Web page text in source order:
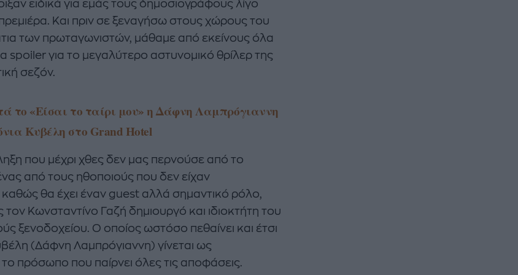
ειδικά για εμάς τους δημοσιογράφους λίγο
Και πριν σε ξεναγήσω στους χώρους του
των πρωταγωνιστών, μάθαμε από εκείνους όλα
spoiler για το μεγαλύτερο αστυνομικό θρίλερ της
σεζόν.
το «Είσαι το ταίρι μου» η Δάφνη Λαμπρόγιαννη
Κυβέλη στο Grand Hotel
που μέχρι χθες δεν μας περνούσε από το
από τους ηθοποιούς που δεν είχαν
καθώς θα έχει έναν guest αλλά σημαντικό ρόλο,
Κωνσταντίνο Γαζή δημιουργό και ιδιοκτήτη του
ξενοδοχείου. Ο οποίος ωστόσο πεθαίνει και έτσι
(Δάφνη Λαμπρόγιαννη) γίνεται ως
πρόσωπο που παίρνει όλες τις αποφάσεις.